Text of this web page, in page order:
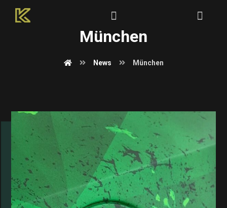
München
News München